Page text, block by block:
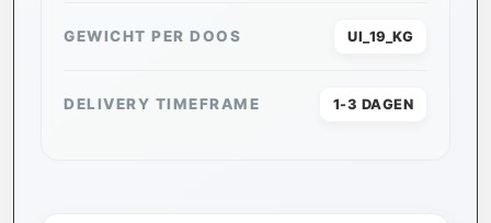
GEWICHT PER DOOS UI_19_KG
DELIVERY TIMEFRAME 1-3 DAGEN